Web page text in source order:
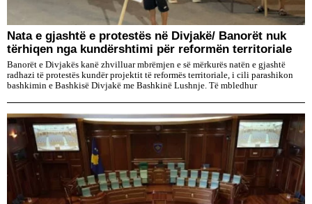
Nata e gjashtë e protestës në Divjakë/ Banorët nuk
tërhiqen nga kundërshtimi për reformën territoriale
Banorët e Divjakës kanë zhvilluar mbrëmjen e së mërkurës natën e gjashtë
radhazi të protestës kundër projektit të reformës territoriale, i cili parashikon
bashkimin e Bashkisë Divjakë me Bashkinë Lushnje. Të mbledhur